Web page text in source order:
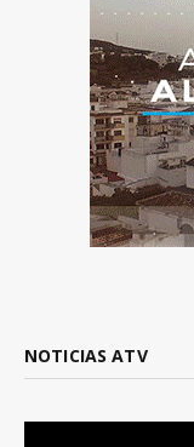
NOTICIAS ATV